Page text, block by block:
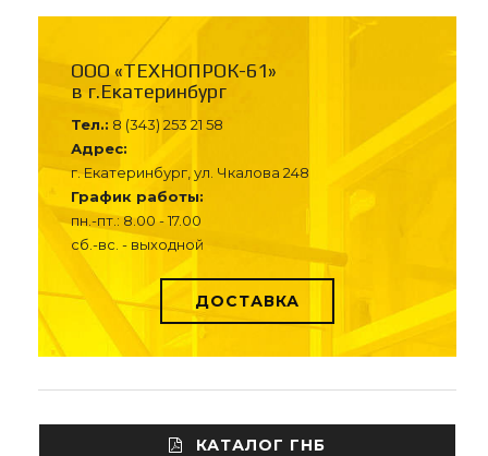
ООО «ТЕХНОПРОК-61»
в г.Екатеринбург
Тел.: 8 (343) 253 21 58
Адрес:
г. Екатеринбург, ул. Чкалова 248
График работы:
пн.-пт.: 8.00 - 17.00
сб.-вс. - выходной
ДОСТАВКА
КАТАЛОГ ГНБ